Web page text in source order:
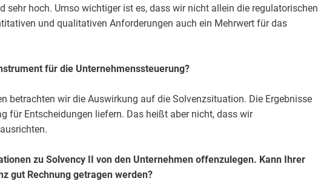
sehr hoch. Umso wichtiger ist es, dass wir nicht allein die regulatorischen
und qualitativen Anforderungen auch ein Mehrwert für das
für die Unternehmenssteuerung?
betrachten wir die Auswirkung auf die Solvenzsituation. Die Ergebnisse
für Entscheidungen liefern. Das heißt aber nicht, dass wir
zu Solvency II von den Unternehmen offenzulegen. Kann Ihrer
gut Rechnung getragen werden?